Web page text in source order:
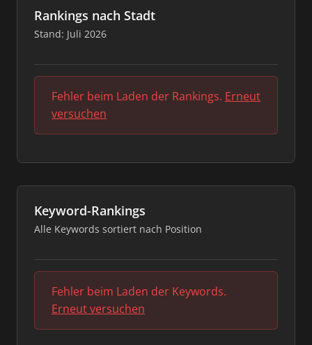
Rankings nach Stadt
Stand: Juli 2026
Fehler beim Laden der Rankings. Erneut
versuchen
Keyword-Rankings
Alle Keywords sortiert nach Position
Fehler beim Laden der Keywords.
Erneut versuchen